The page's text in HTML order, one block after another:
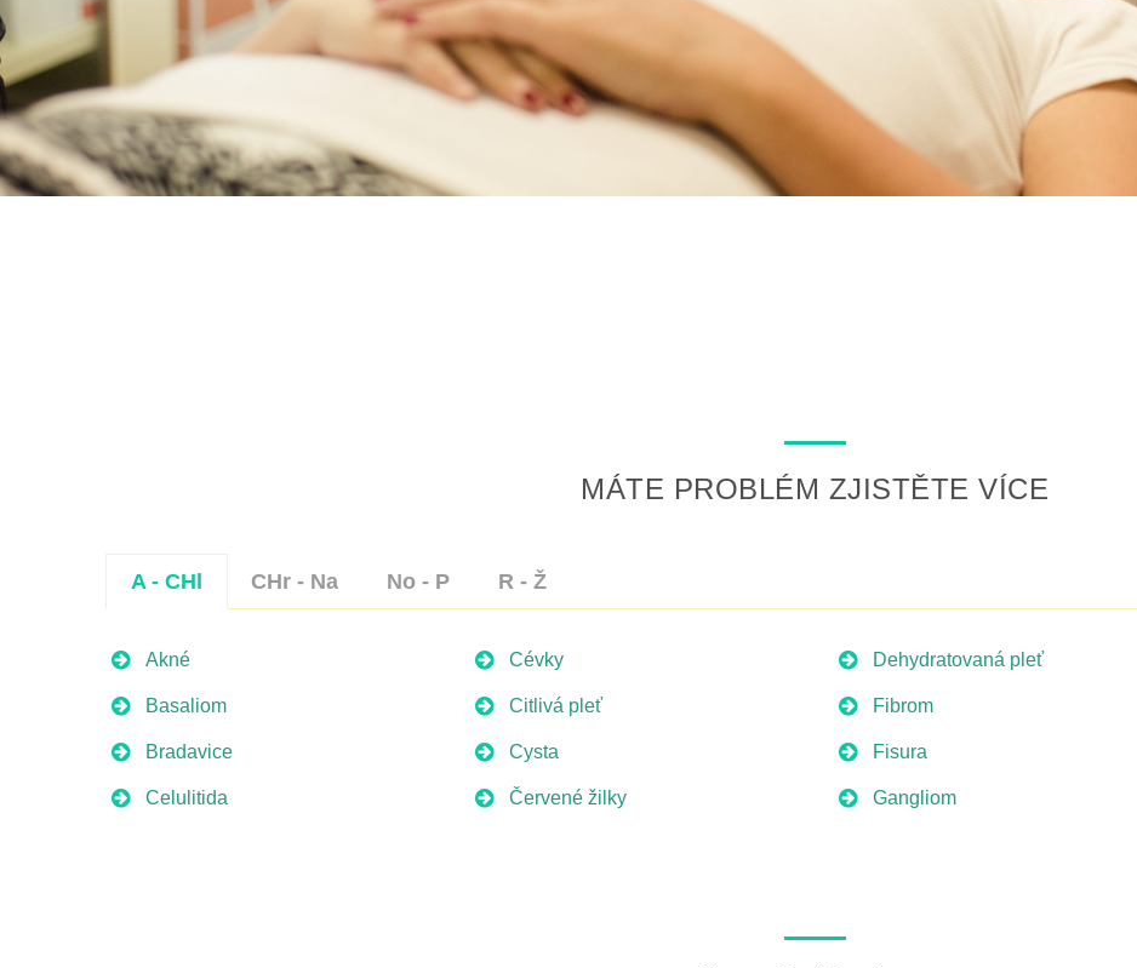
MÁTE PROBLÉM ZJISTĚTE VÍCE
A - CHl CHr - Na No - P R - Ž
Akné
Basaliom
Bradavice
Celulitida
Cévky
Citlivá pleť
Cysta
Červené žilky
Dehydratovaná pleť
Fibrom
Fisura
Gangliom